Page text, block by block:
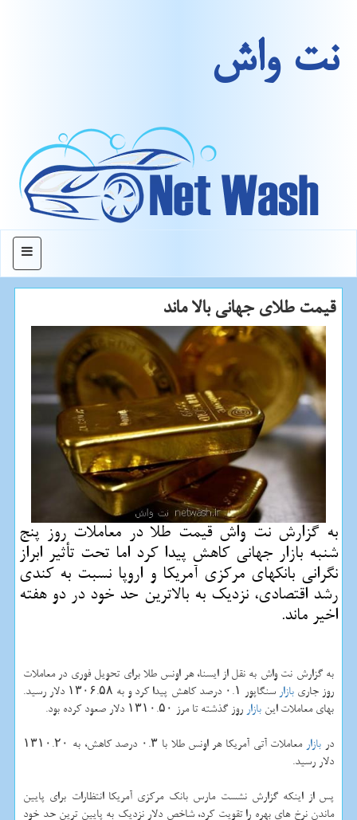
نت واش
منو
قیمت طلای جهانی بالا ماند
به گزارش نت واش قیمت طلا در معاملات روز پنج
شنبه بازار جهانی كاهش پیدا كرد اما تحت تأثیر ابراز
نگرانی بانكهای مركزی آمریكا و اروپا نسبت به كندی
رشد اقتصادی، نزدیك به بالاترین حد خود در دو هفته
اخیر ماند.
به گزارش نت واش به نقل از ایسنا، هر اونس طلا برای تحویل فوری در معاملات
روز جاریبازار
سنگاپور ۰.۱ درصد كاهش پیدا كرد و به ۱۳۰۶.۵۸ دلار رسید.
بهای معاملات این بازار روز گذشته تا مرز ۱۳۱۰.۵۰ دلار صعود كرده بود.
در بازار
معاملات آتی آمریكا هر اونس طلا با ۰.۳ درصد كاهش، به ۱۳۱۰.۲۰
دلار رسید.
پس از اینكه گزارش نشست مارس بانك مركزی آمریكا انتظارات برای پایین
ماندن نرخ های بهره را تقویت كرد، شاخص دلار نزدیك به پایین ترین حد خود